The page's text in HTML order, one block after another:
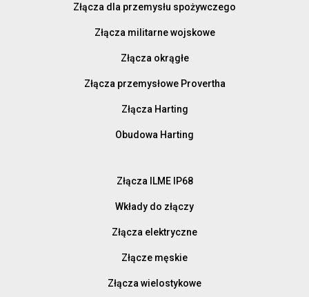
Złącza dla przemysłu spożywczego
Złącza militarne wojskowe
Złącza okrągłe
Złącza przemysłowe Provertha
Złącza Harting
Obudowa Harting
Złącza ILME IP68
Wkłady do złączy
Złącza elektryczne
Złącze męskie
Złącza wielostykowe